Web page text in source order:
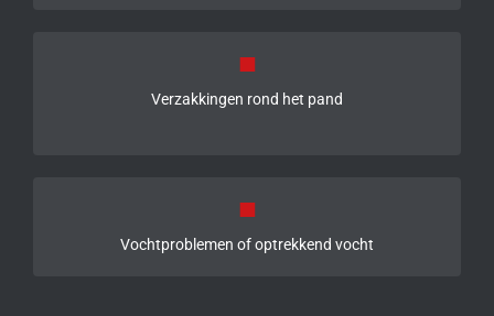
■
Verzakkingen rond het pand
■
Vochtproblemen of optrekkend vocht